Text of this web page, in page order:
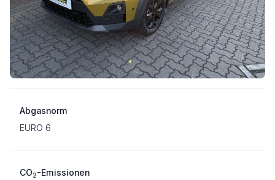
Abgasnorm
EURO 6
CO2-Emissionen